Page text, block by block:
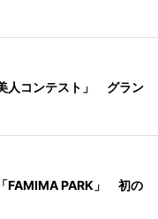
人コンテスト」 グラン
FAMIMA PARK」 初の